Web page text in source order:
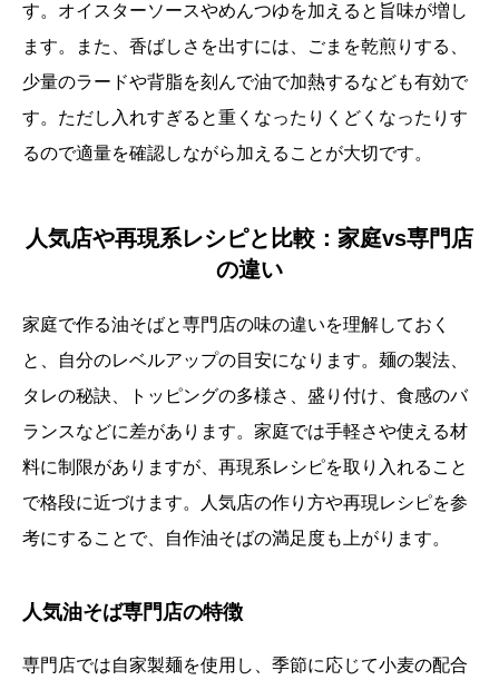
す。オイスターソースやめんつゆを加えると旨味が増し
ます。また、香ばしさを出すには、ごまを乾煎りする、
少量のラードや背脂を刻んで油で加熱するなども有効で
す。ただし入れすぎると重くなったりくどくなったりす
るので適量を確認しながら加えることが大切です。
人気店や再現系レシピと比較：家庭vs専門店
の違い
家庭で作る油そばと専門店の味の違いを理解しておく
と、自分のレベルアップの目安になります。麺の製法、
タレの秘訣、トッピングの多様さ、盛り付け、食感のバ
ランスなどに差があります。家庭では手軽さや使える材
料に制限がありますが、再現系レシピを取り入れること
で格段に近づけます。人気店の作り方や再現レシピを参
考にすることで、自作油そばの満足度も上がります。
人気油そば専門店の特徴
専門店では自家製麺を使用し、季節に応じて小麦の配合